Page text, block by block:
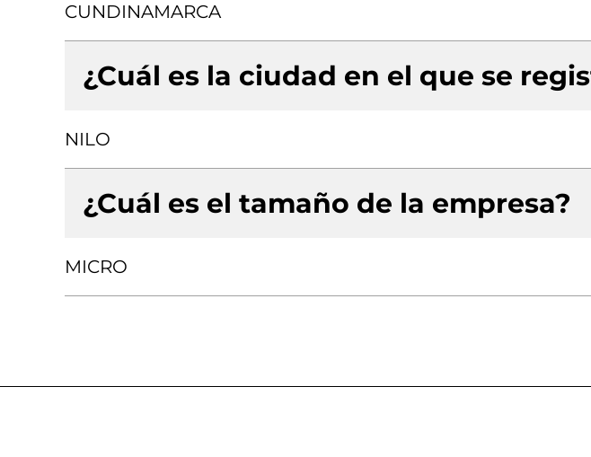
CUNDINAMARCA
¿Cuál es la ciudad en el que se
NILO
¿Cuál es el tamaño de la empresa?
MICRO